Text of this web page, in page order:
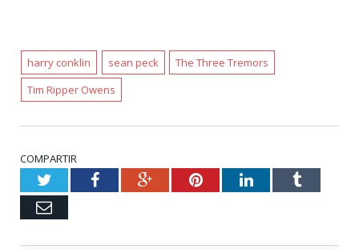
harry conklin sean peck
The Three Tremors
Tim Ripper Owens
COMPARTIR
TwitterFacebookGoogle+PinterestLinkedInTumblr
Email